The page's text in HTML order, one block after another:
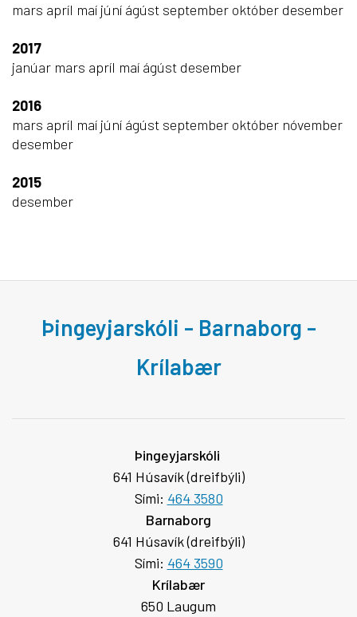
mars apríl maí júní ágúst september október desember
2017
janúar mars apríl maí ágúst desember
2016
mars apríl maí júní ágúst september október nóvember
desember
2015
desember
Þingeyjarskóli - Barnaborg -
Krílabær
Þingeyjarskóli
641 Húsavík (dreifbýli)
Sími: 464 3580
Barnaborg
641 Húsavík (dreifbýli)
Sími: 464 3590
Krílabær
650 Laugum